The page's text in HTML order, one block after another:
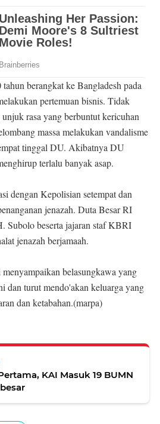
berangkat ke Bangladesh pada
pertemuan bisnis. Tidak
rasa yang berbuntut kericuhan
massa melakukan vandalisme
tinggal DU. Akibatnya DU
terlalu banyak asap.
dengan Kepolisian setempat dan
jenazah. Duta Besar RI
Subolo beserta jajaran staf KBRI
jenazah berjamaah.
belasungkawa yang
dan turut mendo'akan keluarga yang
dan ketabahan.(marpa)
KAI Masuk 19 BUMN